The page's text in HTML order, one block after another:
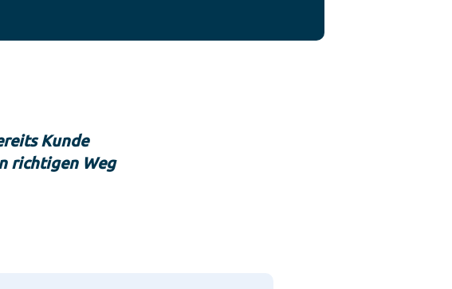
Kunde
richtigen Weg